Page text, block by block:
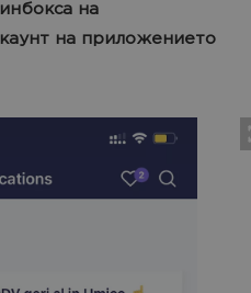
на
на приложението